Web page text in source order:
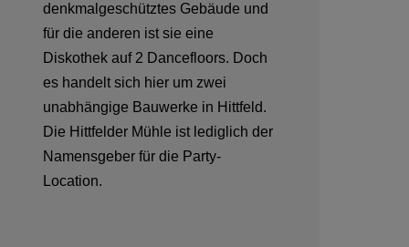
denkmalgeschütztes Gebäude und
für die anderen ist sie eine
Diskothek auf 2 Dancefloors. Doch
es handelt sich hier um zwei
unabhängige Bauwerke in Hittfeld.
Die Hittfelder Mühle ist lediglich der
Namensgeber für die Party-
Location.